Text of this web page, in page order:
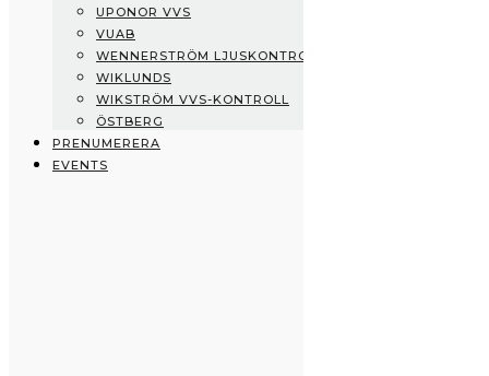
Uponor
Uponor VVS
vuab
Wennerström Ljuskontroll
Wiklunds
Wikström VVS-Kontroll
Östberg
Prenumerera
UPONOR VVS
VUAB
WENNERSTRÖM LJUSKONTROLL
WIKLUNDS
WIKSTRÖM VVS-KONTROLL
ÖSTBERG
PRENUMERERA
EVENTS